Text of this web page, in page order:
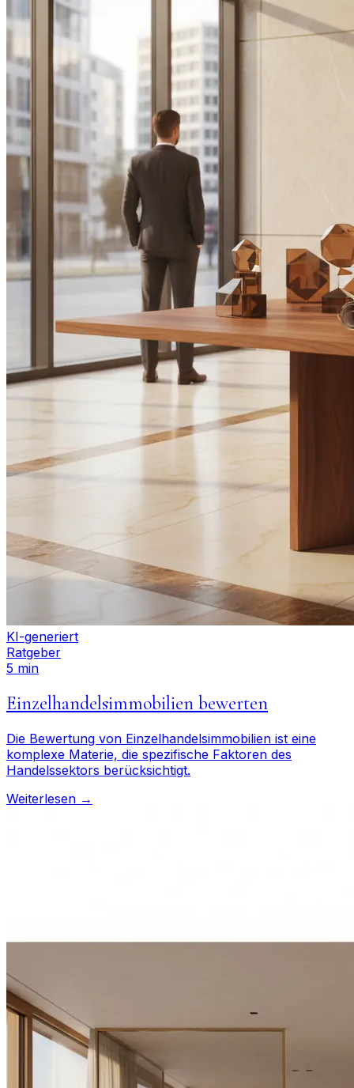
KI-generiert
Ratgeber
5 min
Einzelhandelsimmobilien bewerten
Die Bewertung von Einzelhandelsimmobilien ist eine
komplexe Materie, die spezifische Faktoren des
Handelssektors berücksichtigt.
Weiterlesen →